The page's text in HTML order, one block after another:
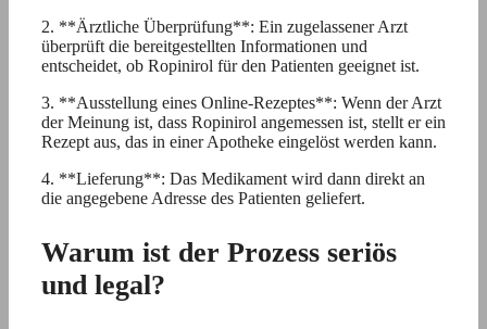
2. **Ärztliche Überprüfung**: Ein zugelassener Arzt
überprüft die bereitgestellten Informationen und
entscheidet, ob Ropinirol für den Patienten geeignet ist.
3. **Ausstellung eines Online-Rezeptes**: Wenn der Arzt
der Meinung ist, dass Ropinirol angemessen ist, stellt er ein
Rezept aus, das in einer Apotheke eingelöst werden kann.
4. **Lieferung**: Das Medikament wird dann direkt an
die angegebene Adresse des Patienten geliefert.
Warum ist der Prozess seriös
und legal?